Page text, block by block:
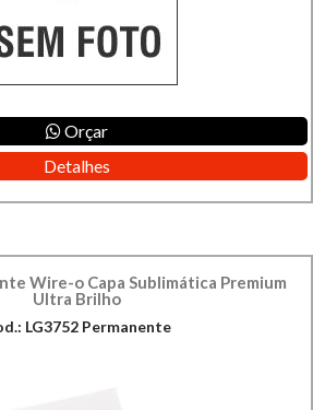
Orçar
Detalhes
Wire-o Capa Sublimática Premium
Ultra Brilho
LG3752 Permanente